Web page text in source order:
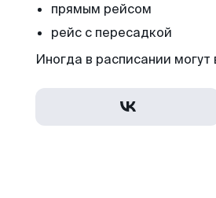
прямым рейсом
рейс с пересадкой
Иногда в расписании